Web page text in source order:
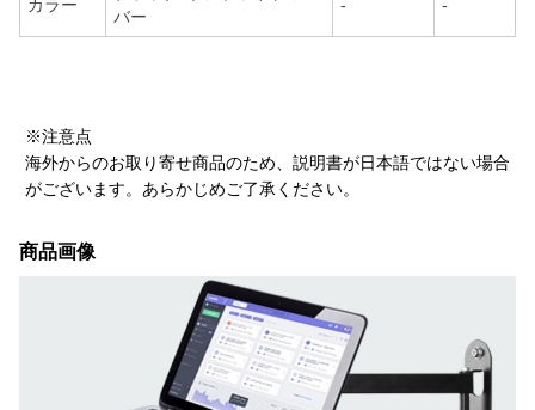
カラー
バー
- -
※注意点
海外からのお取り寄せ商品のため、説明書が日本語ではない場合
がございます。あらかじめご了承ください。
商品画像